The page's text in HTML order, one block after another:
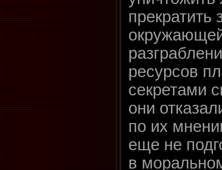
прекратить
ресурсов
секретами
они
по их
еще не
в